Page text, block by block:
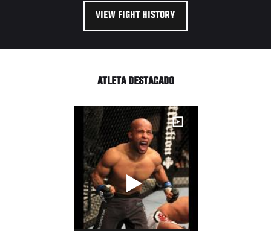
VIEW FIGHT HISTORY
ATLETA DESTACADO